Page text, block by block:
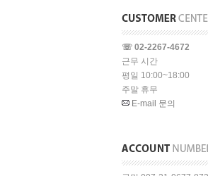
☏ 02-2267-4672
근무 시간
평일 10:00~18:00
주말 휴무
E-mail 문의